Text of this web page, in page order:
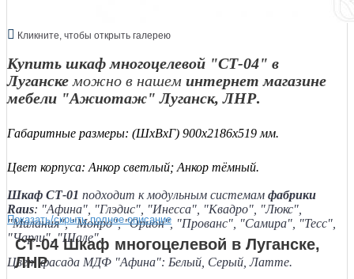
Кликните, чтобы открыть галерею
Купить шкаф многоцелевой "СТ-04" в
Луганскеможно в нашем интернет магазине
мебели "Ажиотаж" Луганск, ЛНР.
Габаритные размеры: (ШхВхГ) 900х2186х519 мм.
Цвет корпуса: Анкор светлый; Анкор тёмный.
Шкаф СТ-01 подходит к модульным системам фабрики
Raus: "Афина", "Глэдис", "Инесса", "Квадро", "Люкс",
"Милания", "Монро", "Орион", "Прованс", "Самира", "Тесс",
"Чарли", "Шале".
Цвет фасада МДФ "Афина": Белый, Серый, Латте.
Показать/скрыть полное описание
СТ-04 Шкаф многоцелевой в Луганске,
ЛНР